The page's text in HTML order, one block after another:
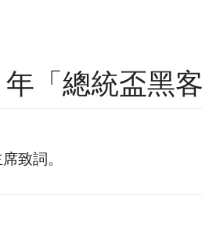
「總統盃黑
致詞。